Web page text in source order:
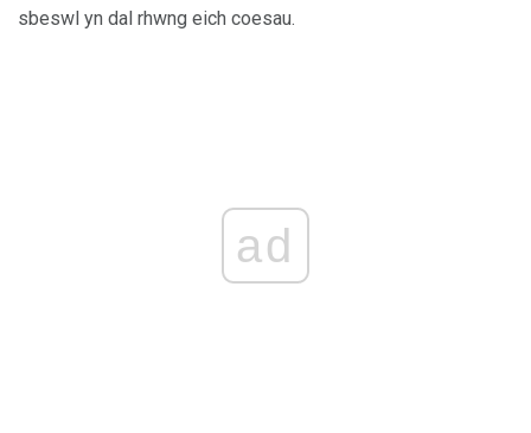
sbeswl yn dal rhwng eich coesau.
ad